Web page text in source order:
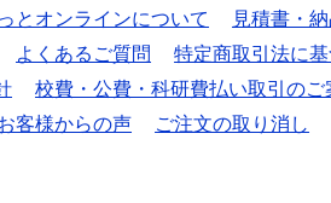
とオンラインについて
見積書・
よくあるご質問
特定商取引法に
校費・公費・科研費払い取引のご
客様からの声 ご注文の取り消し